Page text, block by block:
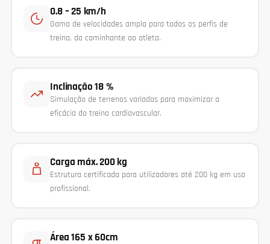
0.8 – 25 km/h
Gama de velocidades ampla para todos os perfis de
treino, do caminhante ao atleta.
Inclinação 18 %
Simulação de terrenos variados para maximizar a
eficácia do treino cardiovascular.
Carga máx. 200 kg
Estrutura certificada para utilizadores até 200 kg em uso
profissional.
Área 165 x 60cm